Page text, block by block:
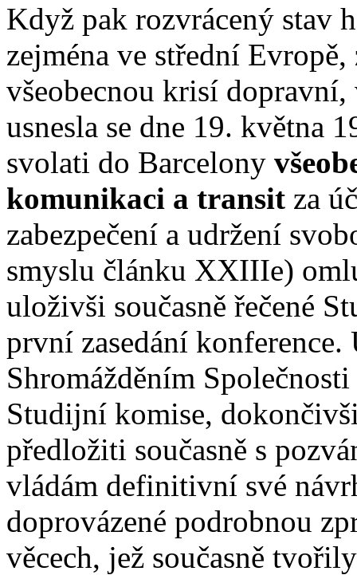
Když pak rozvrácený stav
zejména ve střední
všeobecnou krisí
usnesla se dne 19. května
svolati do Barcelony
komunikaci a transit za
zabezpečení a udržení
smyslu článku XXIIIe)
uloživši současně řečené
první zasedání
Shromážděním
Studijní komise,
předložiti současně s
vládám definitivní své
doprovázené podrobnou
věcech, jež současně